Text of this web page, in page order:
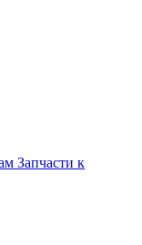
Запчасти к